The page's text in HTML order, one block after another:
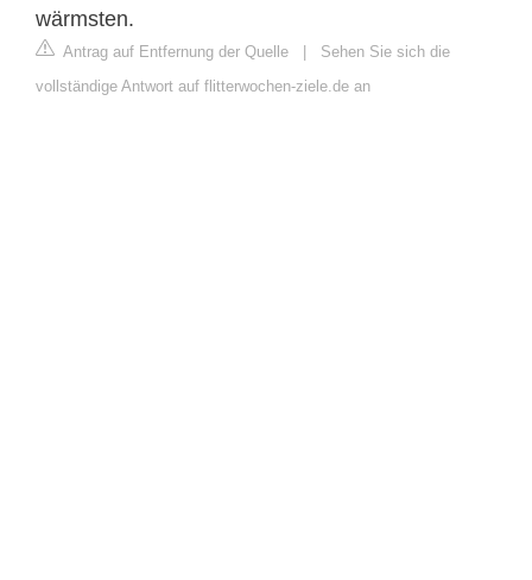
wärmsten.
Antrag auf Entfernung der Quelle | Sehen Sie sich die
vollständige Antwort auf flitterwochen-ziele.de an